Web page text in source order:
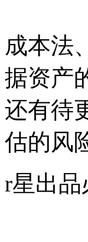
根据
成本法
据资产
还有待
估的风
r星出
为认